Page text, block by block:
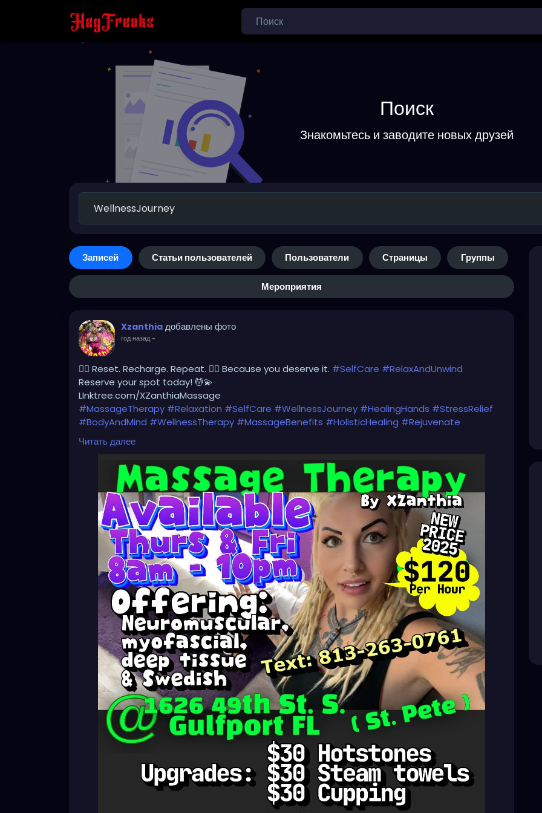
Поиск
Знакомьтесь и заводите новых друзей
Записей Статьи пользователей Пользователи Страницы Группы
Мероприятия
Xzanthia добавлены фото
год назад-
💆‍♂️ Reset. Recharge. Repeat. 💆‍♀️ Because you deserve it. #SelfCare #RelaxAndUnwind
Reserve your spot today! 💆💫
LInktree.com/XZanthiaMassage
#MassageTherapy #Relaxation #SelfCare #WellnessJourney #HealingHands #StressRelief
#BodyAndMind #WellnessTherapy #MassageBenefits #HolisticHealing #Rejuvenate
#MassageTime
Читать далее